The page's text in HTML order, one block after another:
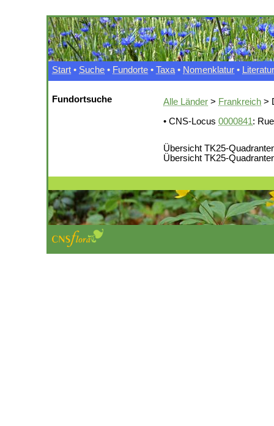
Start • Suche • Fundorte • Taxa • Nomenklatur • Literatur
Fundortsuche Alle Länder > Frankreich >
• CNS-Locus 0000841 :
Übersicht TK25-
Übersicht TK25-